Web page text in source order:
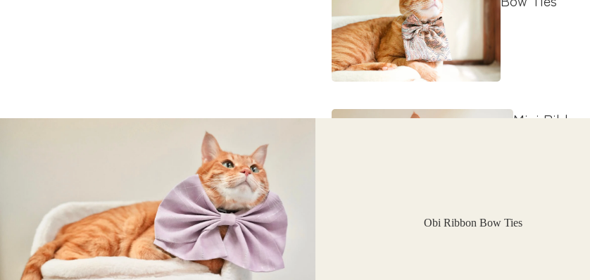
Mini Ribbon
Obi Ribbon Bow Ties